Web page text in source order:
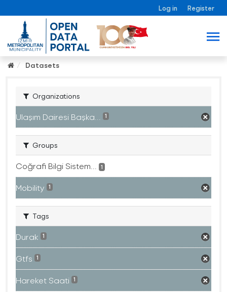
Log in Register
Datasets
Organizations
Ulaşım Dairesi Başka... 1
Groups
Coğrafi Bilgi Sistem... 1
Mobility 1
Tags
Durak 1
Gtfs 1
Hareket Saati 1